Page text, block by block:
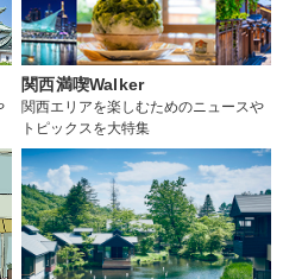
関西満喫Walker
関西エリアを楽しむためのニュースや
トピックスを大特集